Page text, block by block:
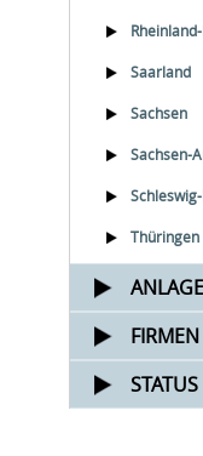
Saarland
Sachsen
Sachsen-
Thüringen
FIRMEN
STATUS